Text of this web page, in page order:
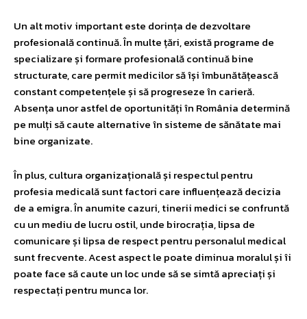
Un alt motiv important este dorința de dezvoltare
profesională continuă. În multe țări, există programe de
specializare și formare profesională continuă bine
structurate, care permit medicilor să își îmbunătățească
constant competențele și să progreseze în carieră.
Absența unor astfel de oportunități în România determină
pe mulți să caute alternative în sisteme de sănătate mai
bine organizate.
În plus, cultura organizațională și respectul pentru
profesia medicală sunt factori care influențează decizia
de a emigra. În anumite cazuri, tinerii medici se confruntă
cu un mediu de lucru ostil, unde birocrația, lipsa de
comunicare și lipsa de respect pentru personalul medical
sunt frecvente. Acest aspect le poate diminua moralul și îi
poate face să caute un loc unde să se simtă apreciați și
respectați pentru munca lor.